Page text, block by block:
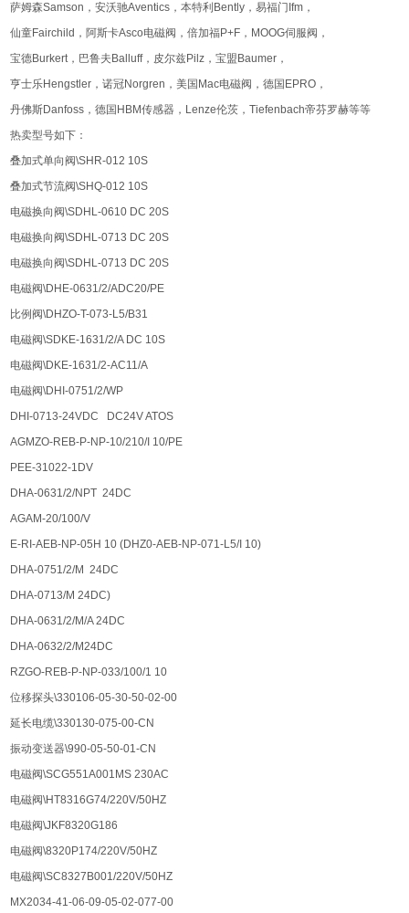
萨姆森Samson，安沃驰Aventics，本特利Bently，易福门Ifm，
仙童Fairchild，阿斯卡Asco电磁阀，倍加福P+F，MOOG伺服阀，
宝德Burkert，巴鲁夫Balluff，皮尔兹Pilz，宝盟Baumer，
亨士乐Hengstler，诺冠Norgren，美国Mac电磁阀，德国EPRO，
丹佛斯Danfoss，德国HBM传感器，Lenze伦茨，Tiefenbach帝芬罗赫等等
热卖型号如下：
叠加式单向阀\SHR-012 10S
叠加式节流阀\SHQ-012 10S
电磁换向阀\SDHL-0610 DC 20S
电磁换向阀\SDHL-0713 DC 20S
电磁换向阀\SDHL-0713 DC 20S
电磁阀\DHE-0631/2/ADC20/PE
比例阀\DHZO-T-073-L5/B31
电磁阀\SDKE-1631/2/A DC 10S
电磁阀\DKE-1631/2-AC11/A
电磁阀\DHI-0751/2/WP
DHI-0713-24VDC DC24V ATOS
AGMZO-REB-P-NP-10/210/I 10/PE
PEE-31022-1DV
DHA-0631/2/NPT 24DC
AGAM-20/100/V
E-RI-AEB-NP-05H 10 (DHZ0-AEB-NP-071-L5/I 10)
DHA-0751/2/M 24DC
DHA-0713/M 24DC)
DHA-0631/2/M/A 24DC
DHA-0632/2/M24DC
RZGO-REB-P-NP-033/100/1 10
位移探头\330106-05-30-50-02-00
延长电缆\330130-075-00-CN
振动变送器\990-05-50-01-CN
电磁阀\SCG551A001MS 230AC
电磁阀\HT8316G74/220V/50HZ
电磁阀\JKF8320G186
电磁阀\8320P174/220V/50HZ
电磁阀\SC8327B001/220V/50HZ
MX2034-41-06-09-05-02-077-00